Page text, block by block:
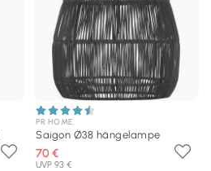
PR HOME
Saigon Ø38 hängelampe
70 €
UVP 93 €